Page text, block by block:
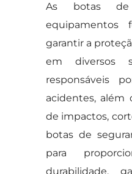
As botas de
equipamentos
garantir a
em diversos
responsáveis
acidentes, além
de impactos,
botas de
para
durabilidade,